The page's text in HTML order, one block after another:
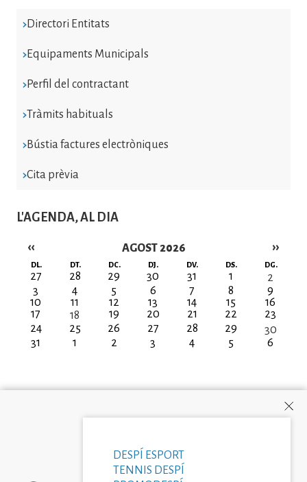
Directori Entitats
Equipaments Municipals
Perfil del contractant
Tràmits habituals
Bústia factures electròniques
Cita prèvia
L'AGENDA, AL DIA
AGOST 2026
Paginació
‹‹ ››
DL. DT. DC. DJ. DV. DS. DG.
27 28 29 30 31 1
2
3
4 5 6 7 8
9
10
11 12 13 14 15
16
17
18 19 20 21 22
23
24
25 26 27 28 29
30
31
1 2 3 4 5 6
DESPÍ ESPORT
TENNIS DESPÍ